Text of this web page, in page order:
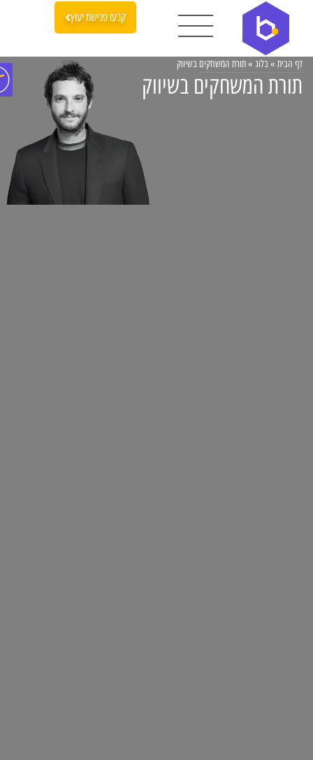
קבעו פגישת יעוץ
דף הבית»בלוג»תורת המשחקים בשיווק
תורת המשחקים בשיווק